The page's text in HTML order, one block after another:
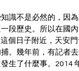
識不是必然的，因
段歷史。所以在國
這個日子附近，天安
捕。幾年前，有記者
發生了什麼事。2014